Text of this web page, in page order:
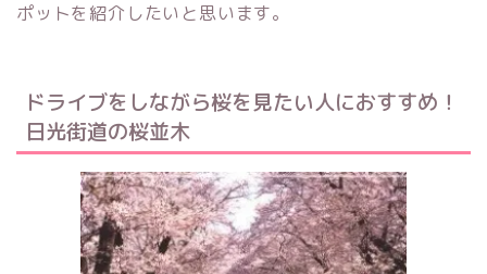
ポットを紹介したいと思います。
ドライブをしながら桜を見たい人におすすめ！
日光街道の桜並木